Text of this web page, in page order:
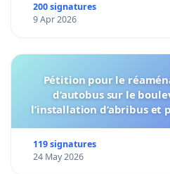
200 signatures
9 Apr 2026
Pétition pour le
d’autobus sur le
l’installation d’abribus et
119 signatures
24 May 2026